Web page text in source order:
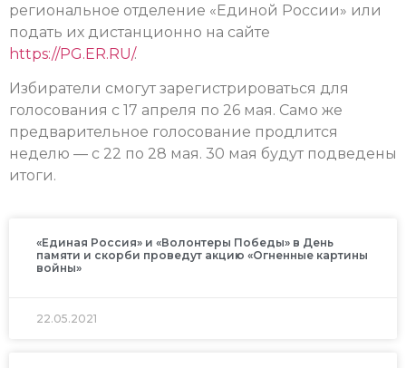
региональное отделение «Единой России» или
подать их дистанционно на сайте
https://PG.ER.RU/.
Избиратели смогут зарегистрироваться для
голосования с 17 апреля по 26 мая. Само же
предварительное голосование продлится
неделю — с 22 по 28 мая. 30 мая будут подведены
итоги.
«Единая Россия» и «Волонтеры Победы» в День
памяти и скорби проведут акцию «Огненные картины
войны»
22.05.2021